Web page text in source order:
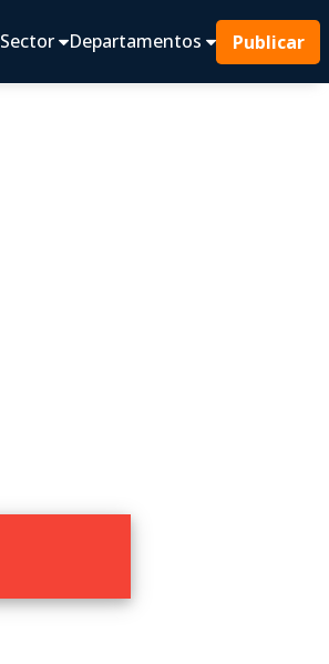
Sector Departamentos Publicar